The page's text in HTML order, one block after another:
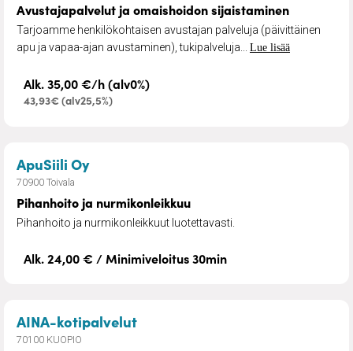
Avustajapalvelut ja omaishoidon sijaistaminen
Tarjoamme henkilökohtaisen avustajan palveluja (päivittäinen
apu ja vapaa-ajan avustaminen), tukipalveluja... Lue lisää
Alk. 35,00 €/h (alv0%)
43,93€ (alv25,5%)
ApuSiili Oy– Pihanhoito ja nurmikonleikkuu
70900 Toivala
Pihanhoito ja nurmikonleikkuu
Pihanhoito ja nurmikonleikkuut luotettavasti.
Alk. 24,00 € / Minimiveloitus 30min
AINA-kotipalvelut– Kotihoito
70100 KUOPIO